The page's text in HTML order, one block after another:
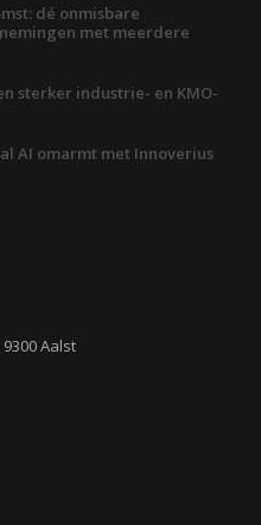
dé onmisbare
met meerdere
sterker industrie- en KMO-
AI omarmt met Innoverius
Aalst